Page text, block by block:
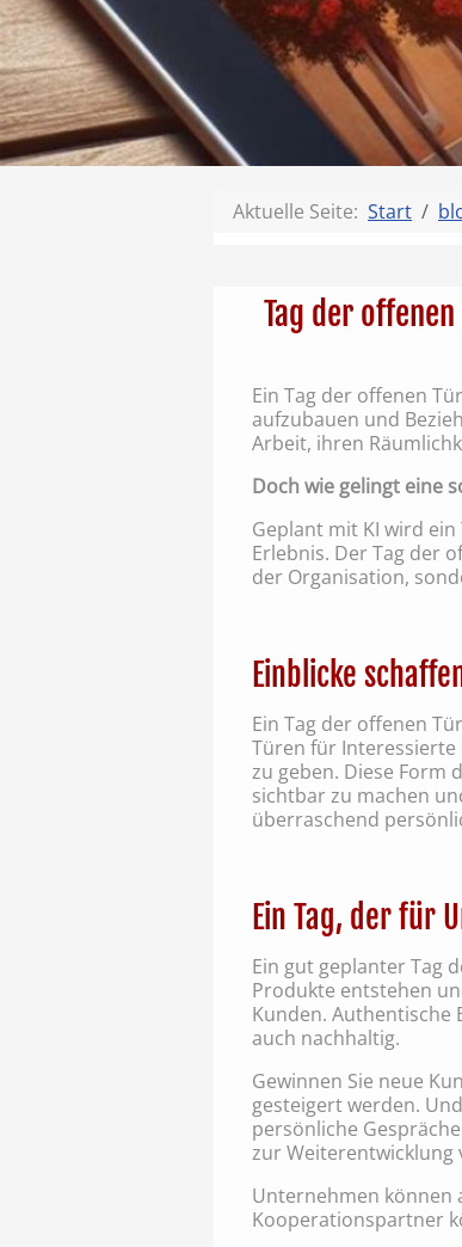
Aktuelle Seite: Start
Tag der
Ein Tag der offenen
aufzubauen und
Arbeit, ihren
Doch wie gelingt eine
Geplant mit KI wird
Erlebnis. Der Tag der
der Organisation,
Einblicke
Ein Tag der offenen
Türen für Interessierte
zu geben. Diese Form
sichtbar zu machen
überraschend
Ein Tag, der für
Ein gut geplanter Tag
Produkte entstehen
Kunden.
auch nachhaltig.
Gewinnen Sie neue
gesteigert werden.
persönliche
zur Weiterentwicklung
Unternehmen können
Kooperationspartner